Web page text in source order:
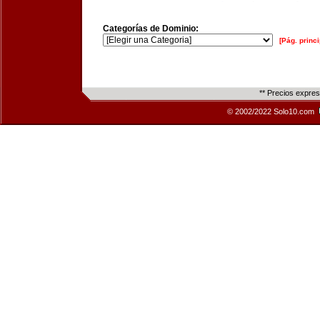
Categorías de Dominio:
[Pág.
** Precios
© 2002/2022 Solo10.com